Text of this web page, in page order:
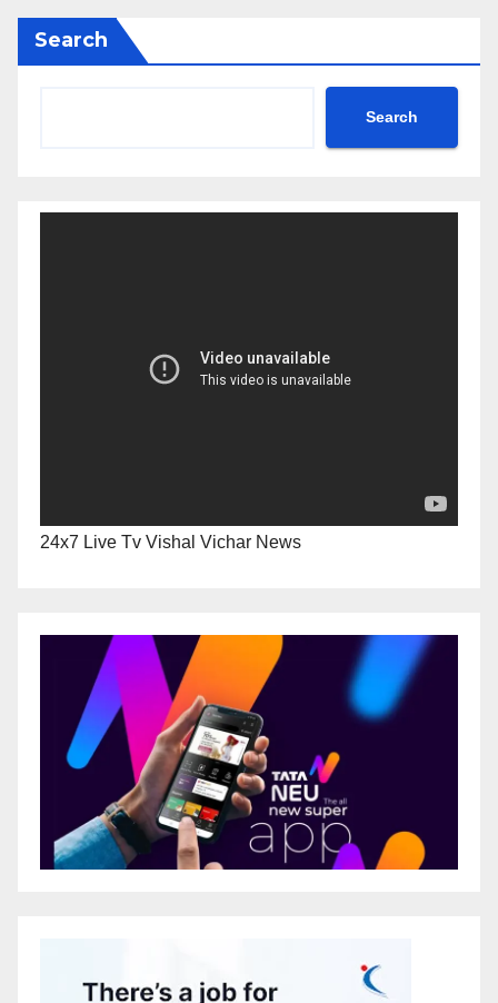
Search
Search
24x7 Live Tv Vishal Vichar News